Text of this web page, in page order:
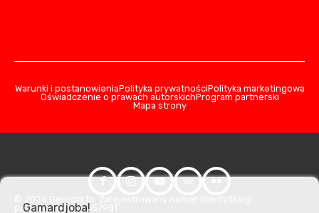
Warunki i postanowieniaPolityka prywatnościPolityka marketingowa
Oświadczenie o prawach autorskichProgram partnerski
Mapa strony
podatkowej: 406357981
Gamardjoba!